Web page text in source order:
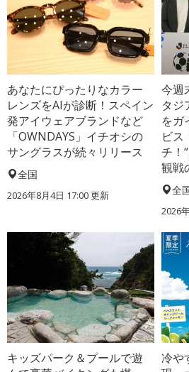
あなたにぴったりなカラー
レンズをAIが診断！スペイン
発アイウェアブランドなど
「OWNDAYS」イチオシの
サングラスが続々リリース
全国
2026年8月4日 17:00更新
今週
タジ
をガ
ビス
チ！
観戦
全
2026
キッズパーク＆プールで遊
冷や